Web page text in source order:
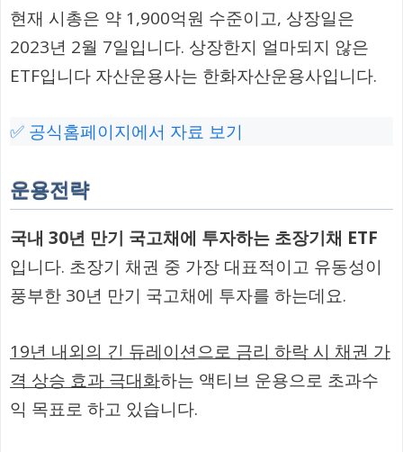
현재 시총은 약 1,900억원 수준이고, 상장일은
2023년 2월 7일입니다. 상장한지 얼마되지 않은
ETF입니다 자산운용사는 한화자산운용사입니다.
✅ 공식홈페이지에서 자료 보기
운용전략
국내 30년 만기 국고채에 투자하는 초장기채 ETF
입니다. 초장기 채권 중 가장 대표적이고 유동성이
풍부한 30년 만기 국고채에 투자를 하는데요.
19년 내외의 긴 듀레이션으로 금리 하락 시 채권 가
격 상승 효과 극대화하는 액티브 운용으로 초과수
익 목표로 하고 있습니다.